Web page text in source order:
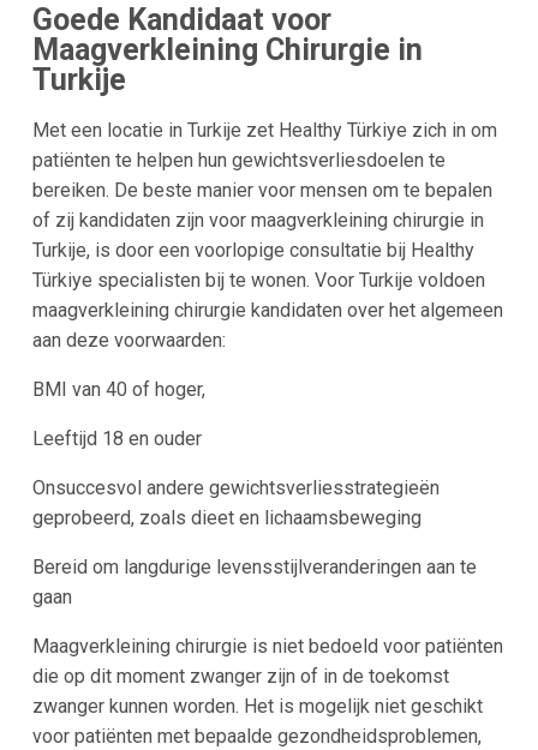
Goede Kandidaat voor
Maagverkleining Chirurgie in
Turkije
Met een locatie in Turkije zet Healthy Türkiye zich in om
patiënten te helpen hun gewichtsverliesdoelen te
bereiken. De beste manier voor mensen om te bepalen
of zij kandidaten zijn voor maagverkleining chirurgie in
Turkije, is door een voorlopige consultatie bij Healthy
Türkiye specialisten bij te wonen. Voor Turkije voldoen
maagverkleining chirurgie kandidaten over het algemeen
aan deze voorwaarden:
BMI van 40 of hoger,
Leeftijd 18 en ouder
Onsuccesvol andere gewichtsverliesstrategieën
geprobeerd, zoals dieet en lichaamsbeweging
Bereid om langdurige levensstijlveranderingen aan te
gaan
Maagverkleining chirurgie is niet bedoeld voor patiënten
die op dit moment zwanger zijn of in de toekomst
zwanger kunnen worden. Het is mogelijk niet geschikt
voor patiënten met bepaalde gezondheidsproblemen,